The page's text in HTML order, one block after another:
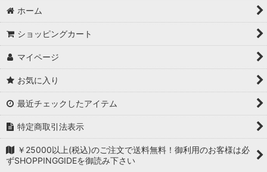
Tシャツ
シャツ
ニット/セーター
スウェット/トレーナー
カットソー
ワンピース
ホーム
ショッピングカート
マイページ
お気に入り
最近チェックしたアイテム
特定商取引法表示
￥25000以上(税込)のご注文で送料無料！御利用のお客様は必
ずSHOPPINGGIDEを御読み下さい